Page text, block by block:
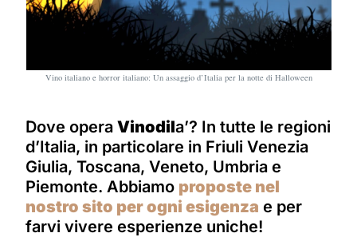
Vino italiano e horror italiano: Un assaggio d’Italia per la notte di Halloween
Dove operaVinodila’? In tutte le regioni
d’Italia, in particolare in Friuli Venezia
Giulia, Toscana, Veneto, Umbria e
Piemonte. Abbiamo proposte nel
nostro sito per ogni esigenza e per
farvi vivere esperienze uniche!